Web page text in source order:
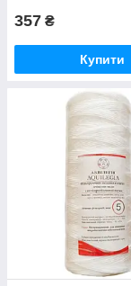
357 ₴
Купити